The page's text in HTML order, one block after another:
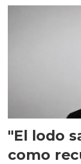
"El lodo
como